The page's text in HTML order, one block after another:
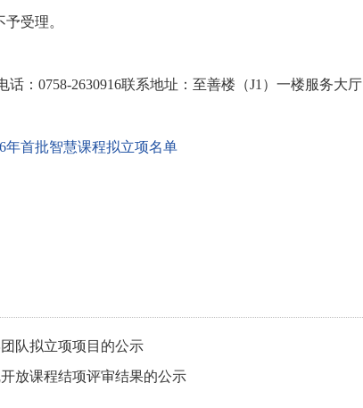
受理。
：0758-2630916联系地址：至善楼（J1）一楼服务大厅
年首批智慧课程拟立项名单
队拟立项项目的公示
放课程结项评审结果的公示